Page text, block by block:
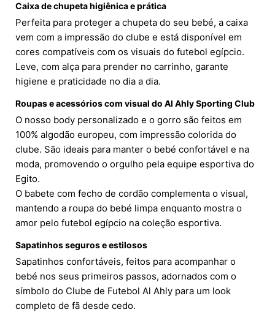
Caixa de chupeta higiênica e prática
Perfeita para proteger a chupeta do seu bebé, a caixa
vem com a impressão do clube e está disponível em
cores compatíveis com os visuais do futebol egípcio.
Leve, com alça para prender no carrinho, garante
higiene e praticidade no dia a dia.
Roupas e acessórios com visual do Al Ahly Sporting Club
O nosso body personalizado e o gorro são feitos em
100% algodão europeu, com impressão colorida do
clube. São ideais para manter o bebé confortável e na
moda, promovendo o orgulho pela equipe esportiva do
Egito.
O babete com fecho de cordão complementa o visual,
mantendo a roupa do bebé limpa enquanto mostra o
amor pelo futebol egípcio na coleção esportiva.
Sapatinhos seguros e estilosos
Sapatinhos confortáveis, feitos para acompanhar o
bebé nos seus primeiros passos, adornados com o
símbolo do Clube de Futebol Al Ahly para um look
completo de fã desde cedo.